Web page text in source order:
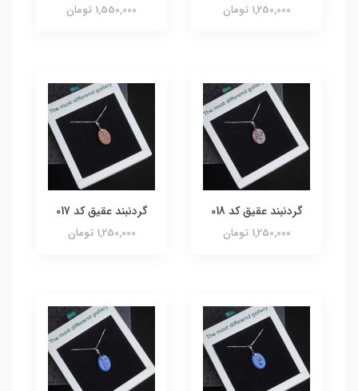
1,250,000 تومان 1,550,000 تومان
گردنبند عقیق کد 018
1,250,000 تومان
گردنبند عقیق کد 017
1,250,000 تومان